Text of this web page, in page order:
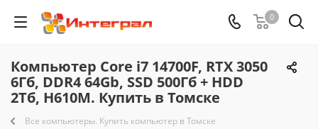
0
Компьютер Core i7 14700F, RTX 3050
6Гб, DDR4 64Gb, SSD 500Гб + HDD
2Тб, H610M. Купить в Томске
Все компьютеры. Купить компьютер в Томске